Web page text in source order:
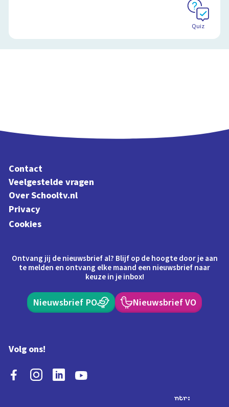
Quiz
Contact
Veelgestelde vragen
Over Schooltv.nl
Privacy
Cookies
Ontvang jij de nieuwsbrief al? Blijf op de hoogte door je aan
te melden en ontvang elke maand een nieuwsbrief naar
keuze in je inbox!
Nieuwsbrief PO Nieuwsbrief VO
Volg ons!